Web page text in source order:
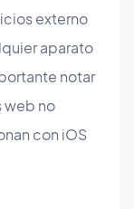
externo
aparato
notar
web no
con iOS